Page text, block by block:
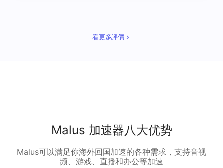
看更多評價
Malus 加速器八大优势
Malus可以满足你海外回国加速的各种需求，支持音视
频、游戏、直播和办公等加速